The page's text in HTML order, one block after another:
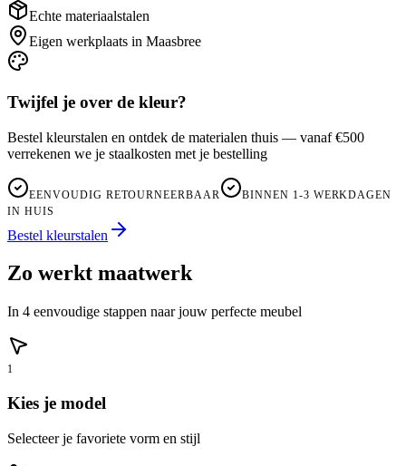
Echte materiaalstalen
Eigen werkplaats in Maasbree
Twijfel je over de kleur?
Bestel kleurstalen en ontdek de materialen thuis — vanaf €500
verrekenen we je staalkosten met je bestelling
EENVOUDIG RETOURNEERBAAR
BINNEN 1-3 WERKDAGEN
IN HUIS
Bestel kleurstalen
Zo werkt maatwerk
In 4 eenvoudige stappen naar jouw perfecte meubel
1
Kies je model
Selecteer je favoriete vorm en stijl